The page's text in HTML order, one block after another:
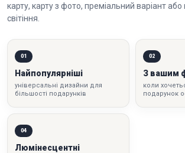
карту, карту з фото, преміальний варіант
світіння.
01
Найпопулярніші
універсальні дизайни для
більшості подарунків
02
З вашим
коли
подарунок
04
Люмінесцентні